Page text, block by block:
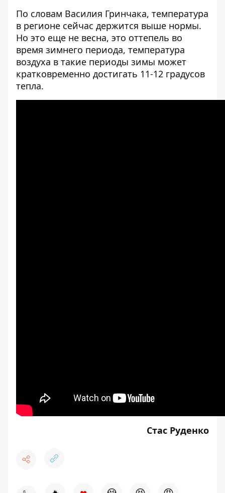
По словам Василия Гринчака, температура
в регионе сейчас держится выше нормы.
Но это еще не весна, это оттепель во
время зимнего периода, температура
воздуха в такие периоды зимы может
кратковременно достигать 11-12 градусов
тепла.
Стас Руденко